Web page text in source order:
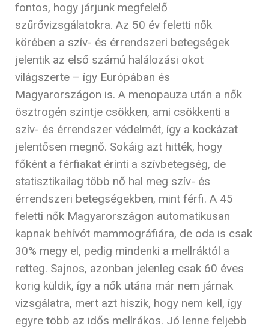
fontos, hogy járjunk megfelelő
szűrővizsgálatokra. Az 50 év feletti nők
körében a szív- és érrendszeri betegségek
jelentik az első számú halálozási okot
világszerte – így Európában és
Magyarországon is. A menopauza után a nők
ösztrogén szintje csökken, ami csökkenti a
szív- és érrendszer védelmét, így a kockázat
jelentősen megnő. Sokáig azt hitték, hogy
főként a férfiakat érinti a szívbetegség, de
statisztikailag több nő hal meg szív- és
érrendszeri betegségekben, mint férfi. A 45
feletti nők Magyarországon automatikusan
kapnak behívót mammográfiára, de oda is csak
30% megy el, pedig mindenki a mellráktól a
retteg. Sajnos, azonban jelenleg csak 60 éves
korig küldik, így a nők utána már nem járnak
vizsgálatra, mert azt hiszik, hogy nem kell, így
egyre több az idős mellrákos. Jó lenne feljebb